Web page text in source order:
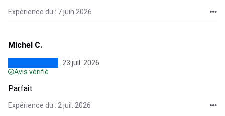
Expérience du : 7 juin 2026
Michel C.
23 juil. 2026
Avis vérifié
Parfait
Expérience du : 2 juil. 2026